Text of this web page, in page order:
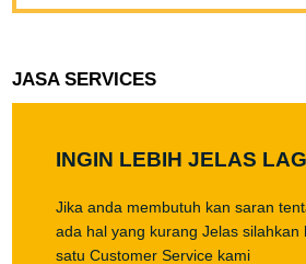
JASA SERVICES
INGIN LEBIH JELAS
Jika anda membutuh kan saran
ada hal yang kurang Jelas silahkan
satu Customer Service kami